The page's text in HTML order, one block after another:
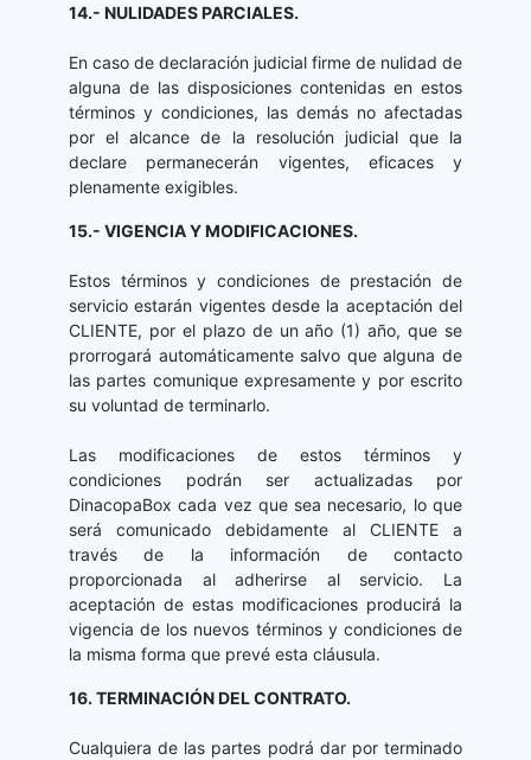
14.- NULIDADES PARCIALES.
En caso de declaración judicial firme de nulidad de
alguna de las disposiciones contenidas en estos
términos y condiciones, las demás no afectadas
por el alcance de la resolución judicial que la
declare permanecerán vigentes, eficaces y
plenamente exigibles.
15.- VIGENCIA Y MODIFICACIONES.
Estos términos y condiciones de prestación de
servicio estarán vigentes desde la aceptación del
CLIENTE, por el plazo de un año (1) año, que se
prorrogará automáticamente salvo que alguna de
las partes comunique expresamente y por escrito
su voluntad de terminarlo.
Las modificaciones de estos términos y
condiciones podrán ser actualizadas por
DinacopaBox cada vez que sea necesario, lo que
será comunicado debidamente al CLIENTE a
través de la información de contacto
proporcionada al adherirse al servicio. La
aceptación de estas modificaciones producirá la
vigencia de los nuevos términos y condiciones de
la misma forma que prevé esta cláusula.
16. TERMINACIÓN DEL CONTRATO.
Cualquiera de las partes podrá dar por terminado